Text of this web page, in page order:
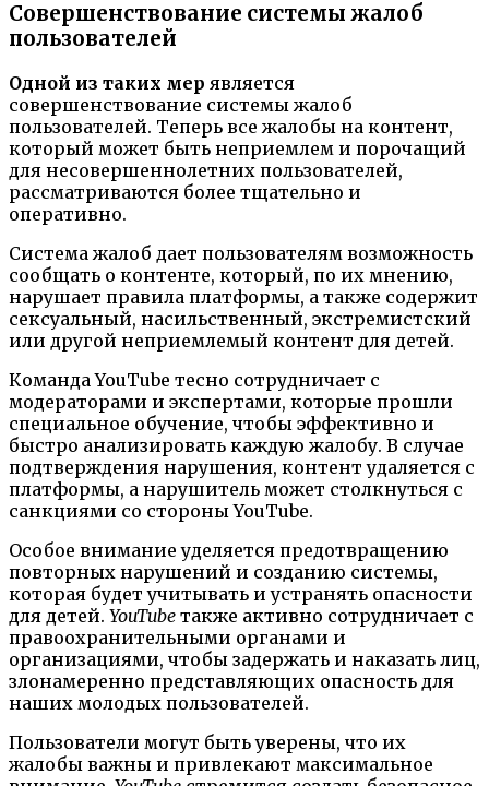
Совершенствование системы жалоб
пользователей
Одной из таких мер является
совершенствование системы жалоб
пользователей. Теперь все жалобы на контент,
который может быть неприемлем и порочащий
для несовершеннолетних пользователей,
рассматриваются более тщательно и
оперативно.
Система жалоб дает пользователям возможность
сообщать о контенте, который, по их мнению,
нарушает правила платформы, а также содержит
сексуальный, насильственный, экстремистский
или другой неприемлемый контент для детей.
Команда YouTube тесно сотрудничает с
модераторами и экспертами, которые прошли
специальное обучение, чтобы эффективно и
быстро анализировать каждую жалобу. В случае
подтверждения нарушения, контент удаляется с
платформы, а нарушитель может столкнуться с
санкциями со стороны YouTube.
Особое внимание уделяется предотвращению
повторных нарушений и созданию системы,
которая будет учитывать и устранять опасности
для детей. YouTube также активно сотрудничает с
правоохранительными органами и
организациями, чтобы задержать и наказать лиц,
злонамеренно представляющих опасность для
наших молодых пользователей.
Пользователи могут быть уверены, что их
жалобы важны и привлекают максимальное